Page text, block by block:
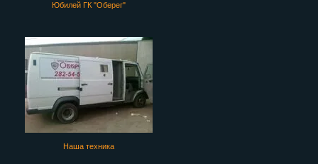
Юбилей ГК "Оберег"
Наша техника